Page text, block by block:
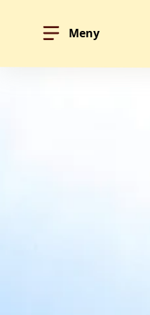
Hoppa till innehållet
Meny